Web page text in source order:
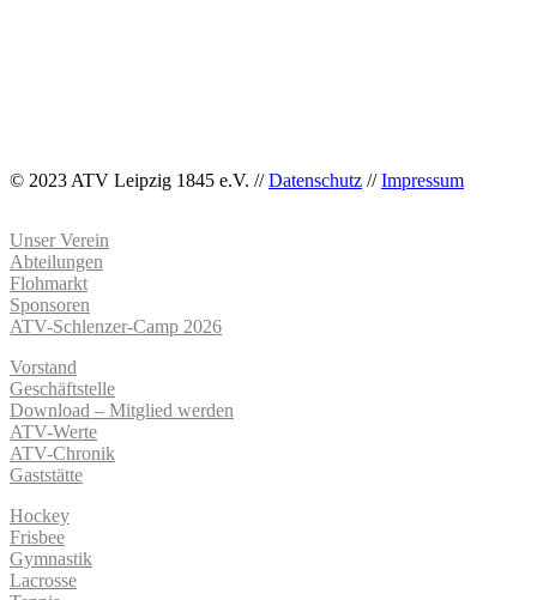
© 2023 ATV Leipzig 1845 e.V. //Datenschutz //Impressum
Unser Verein
Abteilungen
Flohmarkt
Sponsoren
ATV-Schlenzer-Camp 2026
Vorstand
Geschäftstelle
Download – Mitglied werden
ATV-Werte
ATV-Chronik
Gaststätte
Hockey
Frisbee
Gymnastik
Lacrosse